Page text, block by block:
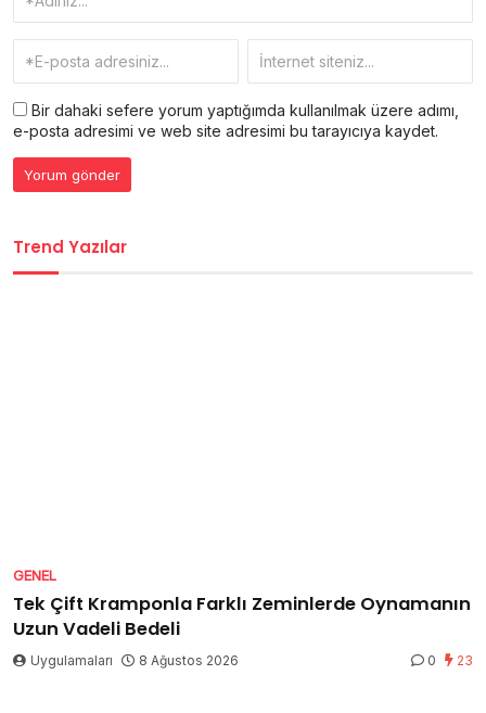
Bir dahaki sefere yorum yaptığımda kullanılmak üzere adımı,
e-posta adresimi ve web site adresimi bu tarayıcıya kaydet.
Trend Yazılar
GENEL
Tek Çift Kramponla Farklı Zeminlerde Oynamanın
Uzun Vadeli Bedeli
Uygulamaları 8 Ağustos 2026 0 23